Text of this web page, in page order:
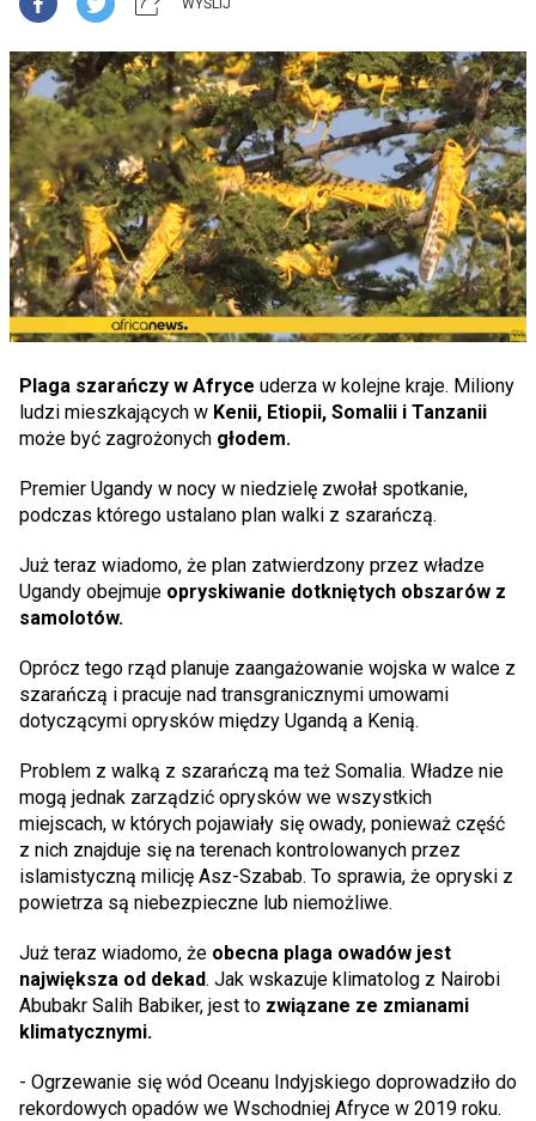
WYŚLIJ
Plaga szarańczy w Afryce uderza w kolejne kraje. Miliony
ludzi mieszkających w Kenii, Etiopii, Somalii i Tanzanii
może być zagrożonych głodem.
Premier Ugandy w nocy w niedzielę zwołał spotkanie,
podczas którego ustalano plan walki z szarańczą.
Już teraz wiadomo, że plan zatwierdzony przez władze
Ugandy obejmuje opryskiwanie dotkniętych obszarów z
samolotów.
Oprócz tego rząd planuje zaangażowanie wojska w walce z
szarańczą i pracuje nad transgranicznymi umowami
dotyczącymi oprysków między Ugandą a Kenią.
Problem z walką z szarańczą ma też Somalia. Władze nie
mogą jednak zarządzić oprysków we wszystkich
miejscach, w których pojawiały się owady, ponieważ część
z nich znajduje się na terenach kontrolowanych przez
islamistyczną milicję Asz-Szabab. To sprawia, że opryski z
powietrza są niebezpieczne lub niemożliwe.
Już teraz wiadomo, że obecna plaga owadów jest
największa od dekad. Jak wskazuje klimatolog z Nairobi
Abubakr Salih Babiker, jest to związane ze zmianami
klimatycznymi.
- Ogrzewanie się wód Oceanu Indyjskiego doprowadziło do
rekordowych opadów we Wschodniej Afryce w 2019 roku.